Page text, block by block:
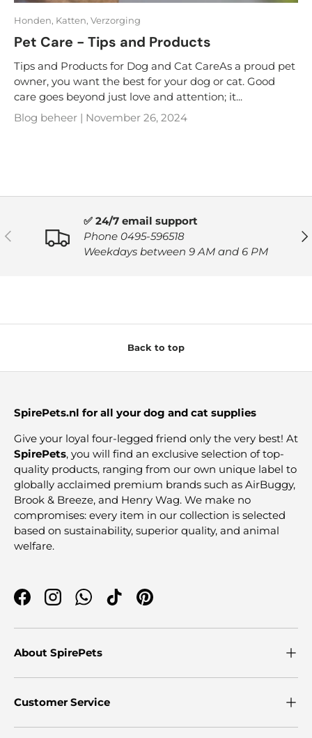
Honden, Katten, Verzorging
Pet Care - Tips and Products
Tips and Products for Dog and Cat CareAs a proud pet
owner, you want the best for your dog or cat. Good
care goes beyond just love and attention; it...
Blog beheer | November 26, 2024
PREVIOUS
✅ 24/7 email support
Phone 0495-596518
Weekdays between 9 AM and 6 PM
Back to top
SpirePets.nl for all your dog and cat supplies
Give your loyal four-legged friend only the very best! At
SpirePets, you will find an exclusive selection of top-
quality products, ranging from our own unique label to
globally acclaimed premium brands such as AirBuggy,
Brook & Breeze, and Henry Wag. We make no
compromises: every item in our collection is selected
based on sustainability, superior quality, and animal
welfare.
FacebookInstagramWhatsApp
TikTokPinterest
About SpirePets
Customer Service